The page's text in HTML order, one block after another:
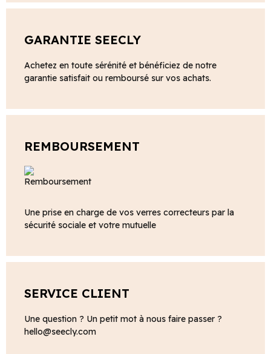
GARANTIE SEECLY
Achetez en toute sérénité et bénéficiez de notre
garantie satisfait ou remboursé sur vos achats.
REMBOURSEMENT
Une prise en charge de vos verres correcteurs par la
sécurité sociale et votre mutuelle
SERVICE CLIENT
Une question ? Un petit mot à nous faire passer ?
hello@seecly.com